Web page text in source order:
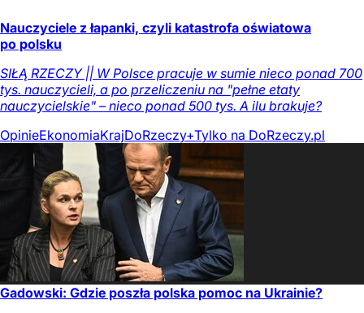
Nauczyciele z łapanki, czyli katastrofa oświatowa
po polsku
SIŁĄ RZECZY || W Polsce pracuje w sumie nieco ponad 700
tys. nauczycieli, a po przeliczeniu na "pełne etaty
nauczycielskie" – nieco ponad 500 tys. A ilu brakuje?
OpinieEkonomiaKrajDoRzeczy+Tylko na DoRzeczy.pl
Gadowski: Gdzie poszła polska pomoc na Ukrainie?